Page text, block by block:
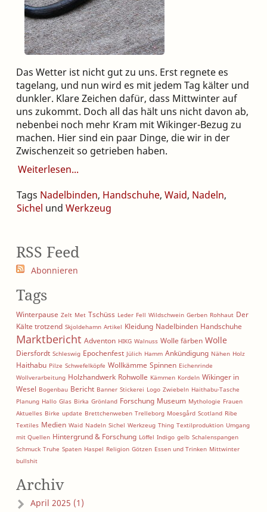
Das Wetter ist nicht gut zu uns. Erst regnete es
tagelang, und nun wird es mit jedem Tag kälter und
dunkler. Klare Zeichen dafür, dass Mittwinter auf
uns zukommt. Doch all das hält uns nicht davon ab,
nebenbei noch mehr Kram mit Wikinger-Bezug zu
machen. Hier sind ein paar Dinge, die wir in der
Zwischenzeit so getrieben haben.
Weiterlesen
Tags Nadelbinden, Handschuhe, Waid, Nadeln,
Sichel und Werkzeug
RSS Feed
Abonnieren
Tags
Winterpause Zelt Met Tschüss Leder Fell Wildschwein Gerben Rohhaut Der
Kälte trotzend Skjoldehamn Artikel Kleidung Nadelbinden Handschuhe
Marktbericht Adventon HIKG Walnuss Wolle färben Wolle
Diersfordt Schleswig Epochenfest Jülich Hamm Ankündigung Nähen Holz
Haithabu Pilze Schwefelköpfe Wollkämme Spinnen Eichenrinde
Wollverarbeitung Holzhandwerk Rohwolle Kämmen Kordeln Wikinger in
Wesel Bogenbau Bericht Banner Stickerei Logo Zwiebeln Haithabu-Tasche
Planung Hallo Glas Birka Grönland Forschung Museum Mythologie Frauen
Aktuelles Birke update Brettchenweben Trelleborg Moesgård Scotland Ribe
Textiles Medien Waid Nadeln Sichel Werkzeug Thing Textilproduktion Umgang
mit Quellen Hintergrund & Forschung Löffel Indigo gelb Schalenspangen
Schmuck Truhe Spaten Haspel Religion Götzen Essen und Trinken Mittwinter
bullshit
Archiv
April 2025 (1)